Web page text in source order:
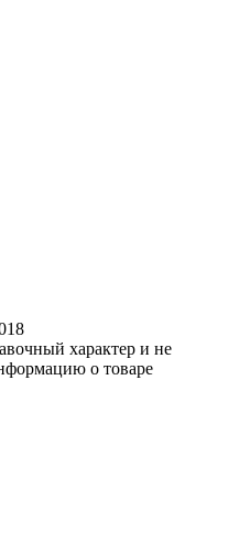
характер и не
о товаре